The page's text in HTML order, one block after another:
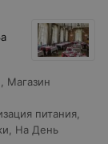
Магазин
питания
На День